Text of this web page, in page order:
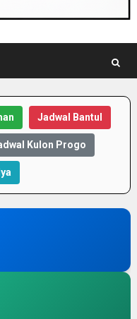
Jadwal Bantul
Kulon Progo